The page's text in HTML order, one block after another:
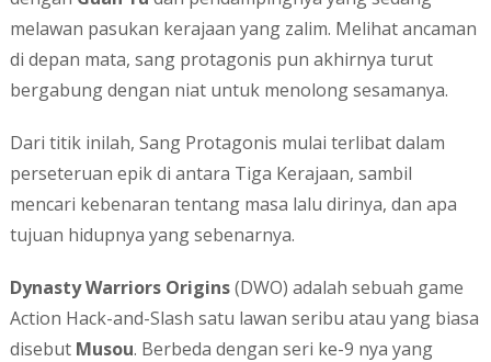
melawan pasukan kerajaan yang zalim. Melihat ancaman
di depan mata, sang protagonis pun akhirnya turut
bergabung dengan niat untuk menolong sesamanya.
Dari titik inilah, Sang Protagonis mulai terlibat dalam
perseteruan epik di antara Tiga Kerajaan, sambil
mencari kebenaran tentang masa lalu dirinya, dan apa
tujuan hidupnya yang sebenarnya.
Dynasty Warriors Origins(DWO) adalah sebuah game
Action Hack-and-Slash satu lawan seribu atau yang biasa
disebut Musou. Berbeda dengan seri ke-9 nya yang